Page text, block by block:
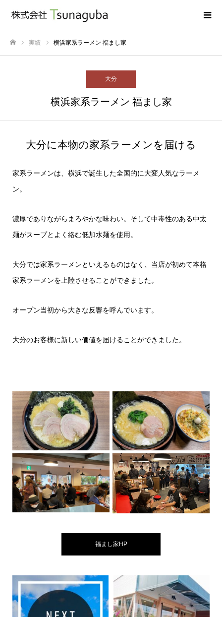
実績 横浜家系ラーメン 福まし家
大分
横浜家系ラーメン 福まし家
大分に本物の家系ラーメンを届ける
家系ラーメンは、横浜で誕生した全国的に大変人気なラーメ
ン。
濃厚でありながらまろやかな味わい。そして中毒性のある中太
麺がスープとよく絡む低加水麺を使用。
大分では家系ラーメンといえるものはなく、当店が初めて本格
家系ラーメンを上陸させることができました。
オープン当初から大きな反響を呼んでいます。
大分のお客様に新しい価値を届けることができました。
福まし家HP